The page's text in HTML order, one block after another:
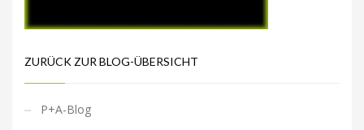
ZURÜCK ZUR BLOG-ÜBERSICHT
P+A-Blog